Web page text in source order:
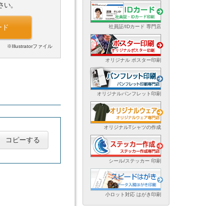
。
ド
※Illustratorファイル
コピーする
社員証/IDカード 専門店
オリジナル ポスター印刷
オリジナルパンフレット印刷
オリジナルTシャツの作成
シール/ステッカー 印刷
小ロット対応 はがき印刷